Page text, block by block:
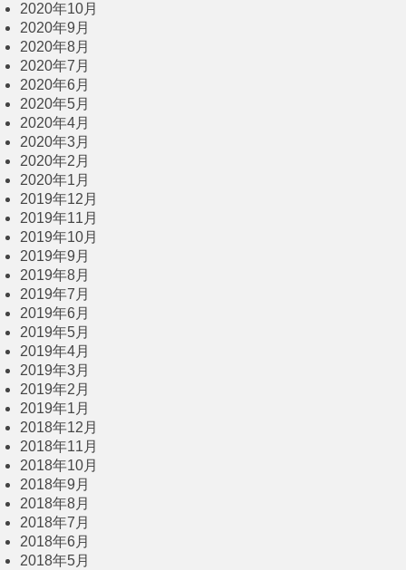
2020年10月
2020年9月
2020年8月
2020年7月
2020年6月
2020年5月
2020年4月
2020年3月
2020年2月
2020年1月
2019年12月
2019年11月
2019年10月
2019年9月
2019年8月
2019年7月
2019年6月
2019年5月
2019年4月
2019年3月
2019年2月
2019年1月
2018年12月
2018年11月
2018年10月
2018年9月
2018年8月
2018年7月
2018年6月
2018年5月